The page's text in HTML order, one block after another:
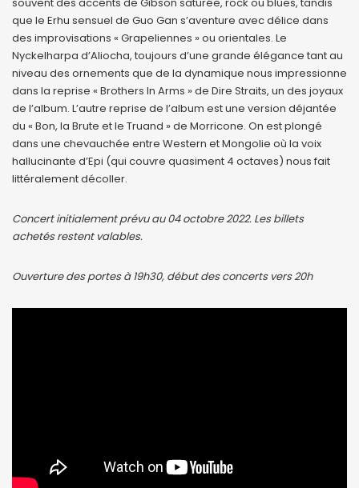
souvent des accents de Gibson saturée, rock ou blues, tandis
que le Erhu sensuel de Guo Gan s’aventure avec délice dans
des improvisations « Grapeliennes » ou orientales. Le
Nyckelharpa d’Aliocha, toujours d’une grande élégance tant au
niveau des ornements que de la dynamique nous impressionne
dans la reprise « Brothers In Arms » de Dire Straits, un des joyaux
de l’album. L’autre reprise de l’album est une version déjantée
du « Bon, la Brute et le Truand » de Morricone. On est plongé
dans une chevauchée entre Western et Mongolie où la voix
hallucinante d’Epi (qui couvre quasiment 4 octaves) nous fait
littéralement décoller.
Concert initialement prévu au 04 octobre 2022. Les billets
achetés restent valables.
Ouverture des portes à 19h30, début des concerts vers 20h